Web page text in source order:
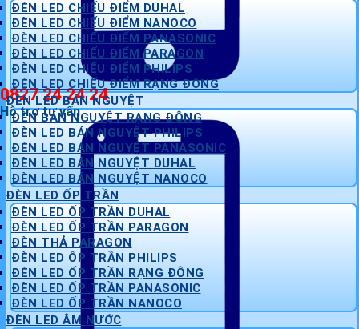
0827 24 24 24
Hỗ trợ tư vấn
ĐÈN LED CHIẾU ĐIỂM DUHAL
ĐÈN LED CHIẾU ĐIỂM NANOCO
ĐÈN LED CHIẾU ĐIỂM PANASONIC
ĐÈN LED CHIẾU ĐIỂM PARAGON
ĐÈN LED CHIẾU ĐIỂM PHILIPS
ĐÈN LED CHIẾU ĐIỂM RẠNG ĐÔNG
ĐÈN LED BÁN NGUYỆT
ĐÈN BÁN NGUYỆT RẠNG ĐÔNG
ĐÈN LED BÁN NGUYỆT PHILIPS
ĐÈN LED BÁN NGUYỆT PANASONIC
ĐÈN LED BÁN NGUYỆT DUHAL
ĐÈN LED BÁN NGUYỆT NANOCO
ĐÈN LED ỐP TRẦN
ĐÈN LED ỐP TRẦN DUHAL
ĐÈN LED ỐP TRẦN PARAGON
ĐÈN THẢ PARAGON
ĐÈN LED ỐP TRẦN PHILIPS
ĐÈN LED ỐP TRẦN RẠNG ĐÔNG
ĐÈN LED ỐP TRẦN PANASONIC
ĐÈN LED ỐP TRẦN NANOCO
ĐÈN LED ÂM NƯỚC